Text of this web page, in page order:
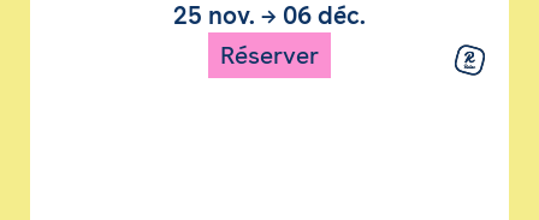
25 nov. → 06 déc.
Réserver